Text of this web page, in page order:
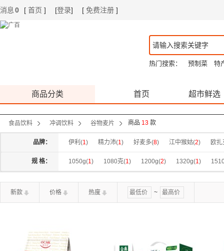
消息 0 [ 首页 ] [登录] [ 免费注册 ]
热门搜索： 预制菜 特
商品分类 首页 超市鲜选
食品饮料 冲调饮料 谷物麦片 商品 13 款
品牌： 伊利(1) 精力沛(1) 好麦多(8) 江中猴姑(2) 欧扎
规 格： 1050g(1) 1080克(1) 1200g(2) 1320g(1)
新款 价格 热度 ~